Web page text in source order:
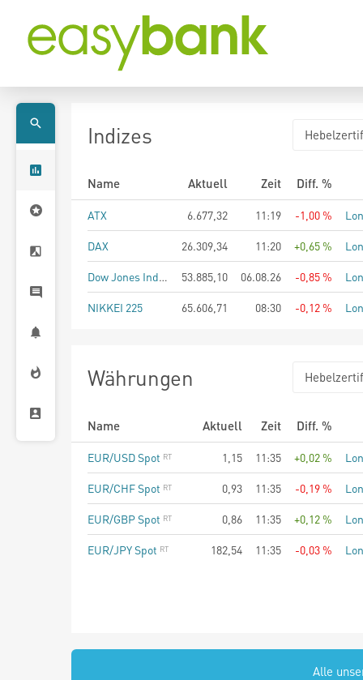
Indizes
Name Aktuell Zeit Diff. %
ATX 6.677,32 11:19 -1,00 %
DAX 26.309,34 11:20 +0,65 %
Dow Jones Industrial Average 53.885,10 06.08.26 -0,85 %
NIKKEI 225 65.606,71 08:30 -0,12 %
Währungen
Name Aktuell Zeit Diff. %
EUR/USD Spot 1,15 11:35 +0,02 %
EUR/CHF Spot 0,93 11:35 -0,19 %
EUR/GBP Spot 0,86 11:35 +0,12 %
EUR/JPY Spot 182,54 11:35 -0,03 %
Alle